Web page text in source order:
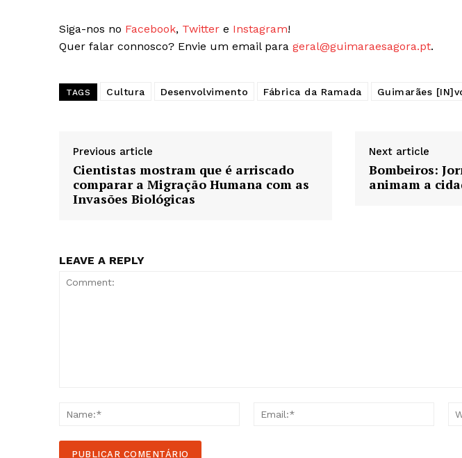
Siga-nos no Facebook, Twitter e Instagram!
Quer falar connosco? Envie um email para geral@guimaraesagora.pt.
TAGS Cultura Desenvolvimento Fábrica da Ramada Guimarães
Previous article
Cientistas mostram que é arriscado
comparar a Migração Humana com as
Invasões Biológicas
Next article
Bombeiros:
animam a
LEAVE A REPLY
Name:*